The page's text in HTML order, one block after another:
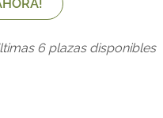
6 plazas disponibles